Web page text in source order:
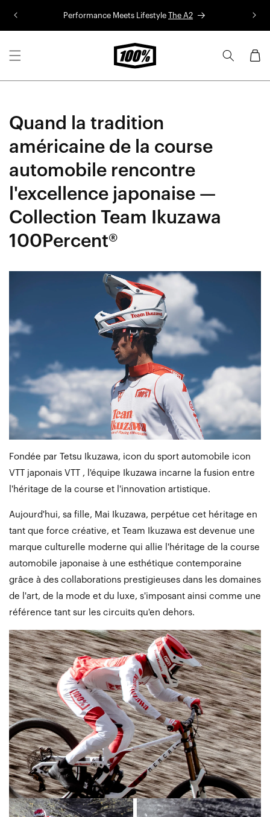
Performance Meets Lifestyle The A2
Panier
Quand la tradition
américaine de la course
automobile rencontre
l'excellence japonaise —
Collection Team Ikuzawa
100Percent®
Fondée par Tetsu Ikuzawa, icon du sport automobile icon
VTT japonais VTT , l'équipe Ikuzawa incarne la fusion entre
l'héritage de la course et l'innovation artistique.
Aujourd'hui, sa fille, Mai Ikuzawa, perpétue cet héritage en
tant que force créative, et Team Ikuzawa est devenue une
marque culturelle moderne qui allie l'héritage de la course
automobile japonaise à une esthétique contemporaine
grâce à des collaborations prestigieuses dans les domaines
de l'art, de la mode et du luxe, s'imposant ainsi comme une
référence tant sur les circuits qu'en dehors.